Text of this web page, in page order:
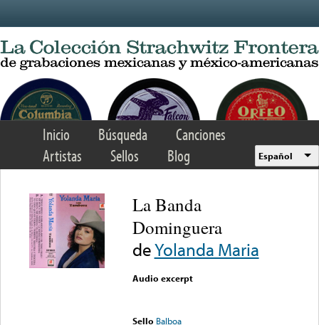
Inicio Búsqueda
Canciones
Artistas
Sellos Blog Español
La Banda
Dominguera
deYolanda Maria
Audio excerpt
Sello Balboa